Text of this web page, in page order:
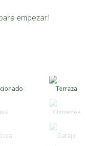
empezar!
Terraza
Chimenea
Garaje